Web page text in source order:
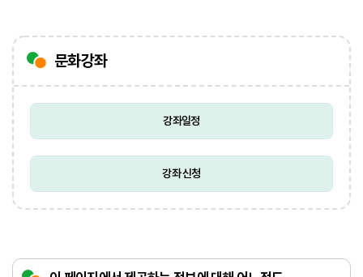
문화강좌
강좌일정
강좌 신청